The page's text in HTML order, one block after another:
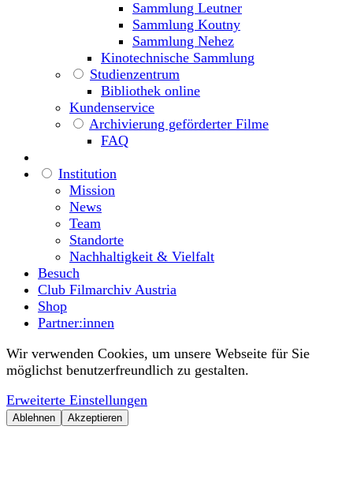
Sammlung Leutner
Sammlung Koutny
Sammlung Nehez
Kinotechnische Sammlung
Studienzentrum
Bibliothek online
Kundenservice
Archivierung geförderter Filme
FAQ
Institution
Mission
News
Team
Standorte
Nachhaltigkeit & Vielfalt
Besuch
Club Filmarchiv Austria
Shop
Partner:innen
Wir verwenden Cookies, um unsere Webseite für Sie
möglichst benutzerfreundlich zu gestalten.
Erweiterte Einstellungen
Ablehnen Akzeptieren